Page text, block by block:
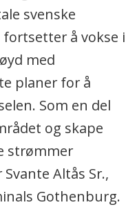
svenske
å vokse i
med
planer for å
Som en del
og skape
strømmer
Altås Sr.,
Gothenburg.